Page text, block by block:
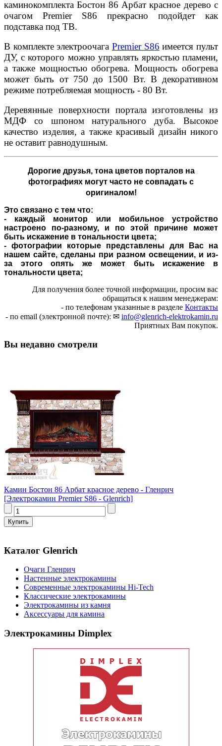
каминокомплекта Бостон 86 Арбат красное дерево с
очагом Premier S86 прекрасно подойдет как
подставка под ТВ.
В комплекте электроочага Premier S86 имеется пульт
ДУ, с которого можно управлять яркостью пламени,
а также мощностью обогрева. Мощность обогрева
может быть от 750 до 1500 Вт. В декоративном
режиме потребляемая мощность - 80 Вт.
Деревянные поверхности портала изготовлены из
МДФ со шпоном натурального дуба. Высокое
качество изделия, а также красивый дизайн никого
не оставит равнодушным.
Дорогие друзья,тона цветов порталов на
фотографиях могут часто не совпадать с
оригиналом!
Это связано с тем что:
- каждый монитор или мобильное устройство
настроено по-разному, и по этой причине может
быть искажение в тональности цвета;
- фотографии которые представлены для Вас на
нашем сайте, сделаны при разном освещении, и из-
за этого опять же может быть искажение в
тональности цвета;
Для получения более точной информации, просим вас
обращаться к нашим менеджерам:
- по телефонам указанные в разделе Контакты
- по email (электронной почте): ✉ info@glenrich-elektrokamin.ru
Приятных Вам покупок.
Вы недавно смотрели
Камин Бостон 86 Арбат красное дерево - Гленрич
[Электрокамин Premier S86 - Glenrich]
Каталог Glenrich
Очаги Гленрич
Настенные электрокамины
Современные электрокамины Hi-Tech
Классические электрокамины
Электрокамины из камня
Аксессуары для камина
Электрокамины Dimplex